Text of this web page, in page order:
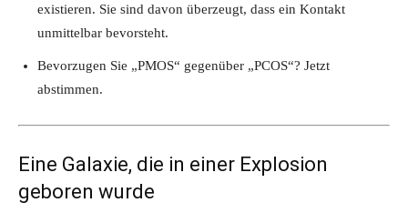
existieren. Sie sind davon überzeugt, dass ein Kontakt
unmittelbar bevorsteht.
Bevorzugen Sie „PMOS“ gegenüber „PCOS“? Jetzt
abstimmen.
Eine Galaxie, die in einer Explosion
geboren wurde